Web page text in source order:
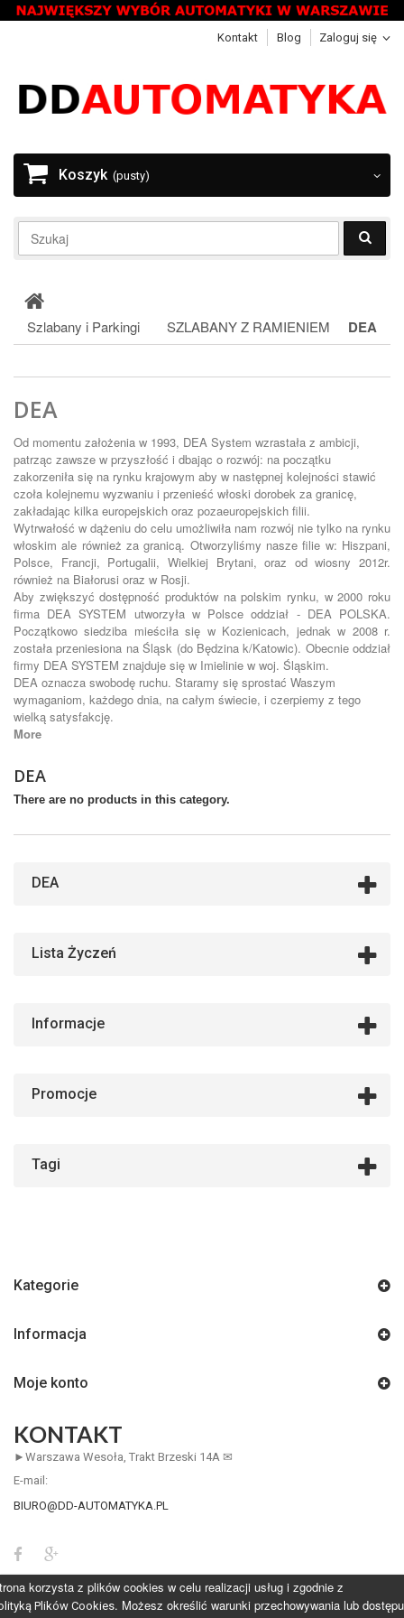
Zaloguj się
Kontakt Blog
Koszyk (pusty)
Szlabany i Parkingi SZLABANY Z RAMIENIEM DEA
DEA
Od momentu założenia w 1993, DEA System wzrastała z ambicji,
patrząc zawsze w przyszłość i dbając o rozwój: na początku
zakorzeniła się na rynku krajowym aby w następnej kolejności stawić
czoła kolejnemu wyzwaniu i przenieść włoski dorobek za granicę,
zakładając kilka europejskich oraz pozaeuropejskich filii.
Wytrwałość w dążeniu do celu umożliwiła nam rozwój nie tylko na rynku
włoskim ale również za granicą. Otworzyliśmy nasze filie w: Hiszpani,
Polsce, Francji, Portugalii, Wielkiej Brytani, oraz od wiosny 2012r.
również na Białorusi oraz w Rosji.
Aby zwiększyć dostępność produktów na polskim rynku, w 2000 roku
firma DEA SYSTEM utworzyła w Polsce oddział - DEA POLSKA.
Początkowo siedziba mieściła się w Kozienicach, jednak w 2008 r.
została przeniesiona na Śląsk (do Będzina k/Katowic). Obecnie oddział
firmy DEA SYSTEM znajduje się w Imielinie w woj. Śląskim.
DEA oznacza swobodę ruchu. Staramy się sprostać Waszym
wymaganiom, każdego dnia, na całym świecie, i czerpiemy z tego
wielką satysfakcję.
More
DEA
There are no products in this category.
DEA
Lista Życzeń
Informacje
Promocje
Tagi
Kategorie
Informacja
Moje konto
KONTAKT
►Warszawa Wesoła, Trakt Brzeski 14A ✉
E-mail:
BIURO@DD-AUTOMATYKA.PL
korzysta z plików cookies w celu realizacji usług i zgodnie z
Plików Cookies. Możesz określić warunki przechowywania lub dostępu